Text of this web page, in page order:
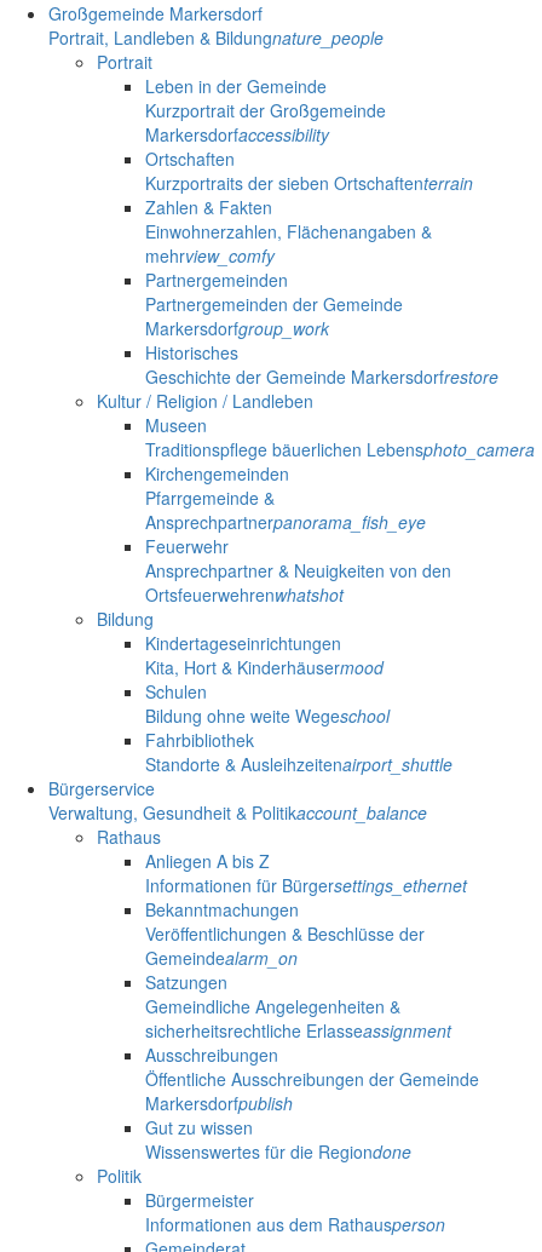
Großgemeinde Markersdorf
Portrait, Landleben & Bildungnature_people
Portrait
Leben in der Gemeinde
Kurzportrait der Großgemeinde
Markersdorfaccessibility
Ortschaften
Kurzportraits der sieben Ortschaftenterrain
Zahlen & Fakten
Einwohnerzahlen, Flächenangaben &
mehrview_comfy
Partnergemeinden
Partnergemeinden der Gemeinde
Markersdorfgroup_work
Historisches
Geschichte der Gemeinde Markersdorfrestore
Kultur / Religion / Landleben
Museen
Traditionspflege bäuerlichen Lebensphoto_camera
Kirchengemeinden
Pfarrgemeinde &
Ansprechpartnerpanorama_fish_eye
Feuerwehr
Ansprechpartner & Neuigkeiten von den
Ortsfeuerwehrenwhatshot
Bildung
Kindertageseinrichtungen
Kita, Hort & Kinderhäusermood
Schulen
Bildung ohne weite Wegeschool
Fahrbibliothek
Standorte & Ausleihzeitenairport_shuttle
Bürgerservice
Verwaltung, Gesundheit & Politikaccount_balance
Rathaus
Anliegen A bis Z
Informationen für Bürgersettings_ethernet
Bekanntmachungen
Veröffentlichungen & Beschlüsse der
Gemeindealarm_on
Satzungen
Gemeindliche Angelegenheiten &
sicherheitsrechtliche Erlasseassignment
Ausschreibungen
Öffentliche Ausschreibungen der Gemeinde
Markersdorfpublish
Gut zu wissen
Wissenswertes für die Regiondone
Politik
Bürgermeister
Informationen aus dem Rathausperson